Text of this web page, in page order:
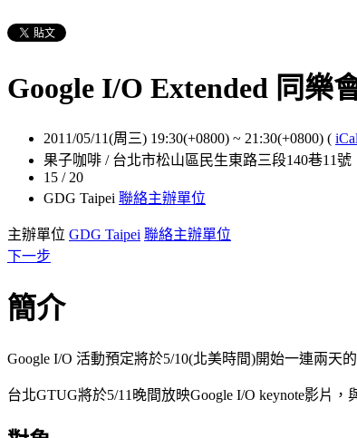
Google I/O Extended 同樂
2011/05/11(周三) 19:30(+0800) ~ 21:30(+0800) (
果子咖啡 / 台北市松山區民生東路三段140巷11號
15 / 20
GDG Taipei 聯絡主辦單位
主辦單位 GDG Taipei 聯絡主辦單位
下一步
簡介
Google I/O 活動預定將於5/10(北美時間)開始一連兩天
台北GTUG將於5/11晚間放映Google I/O keynote影片，